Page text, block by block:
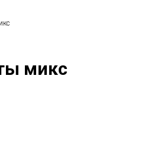
микс